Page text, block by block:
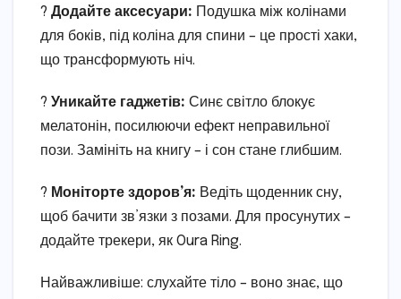
? Додайте аксесуари: Подушка між колінами
для боків, під коліна для спини – це прості хаки,
що трансформують ніч.
? Уникайте гаджетів: Синє світло блокує
мелатонін, посилюючи ефект неправильної
пози. Замініть на книгу – і сон стане глибшим.
? Моніторте здоров’я: Ведіть щоденник сну,
щоб бачити зв’язки з позами. Для просунутих –
додайте трекери, як Oura Ring.
Найважливіше: слухайте тіло – воно знає, що